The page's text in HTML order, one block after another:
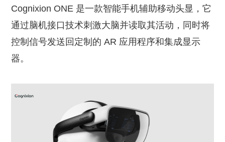
Cognixion ONE 是一款智能手机辅助移动头显，它
通过脑机接口技术刺激大脑并读取其活动，同时将
控制信号发送回定制的 AR 应用程序和集成显示
器。